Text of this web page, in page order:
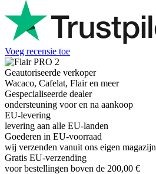
Voeg recensie toe
Geautoriseerde verkoper
Wacaco, Cafelat, Flair en meer
Gespecialiseerde dealer
ondersteuning voor en na aankoop
EU-levering
levering aan alle EU-landen
Goederen in EU-voorraad
wij verzenden vanuit ons eigen magazijn
Gratis EU-verzending
voor bestellingen boven de 200,00 €